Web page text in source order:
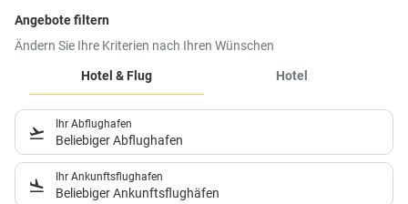
Angebote filtern
Ändern Sie Ihre Kriterien nach Ihren Wünschen
Hotel & Flug
Hotel
Ihr Abflughafen
Beliebiger Abflughafen
Ihr Ankunftsflughafen
Beliebiger Ankunftsflughäfen